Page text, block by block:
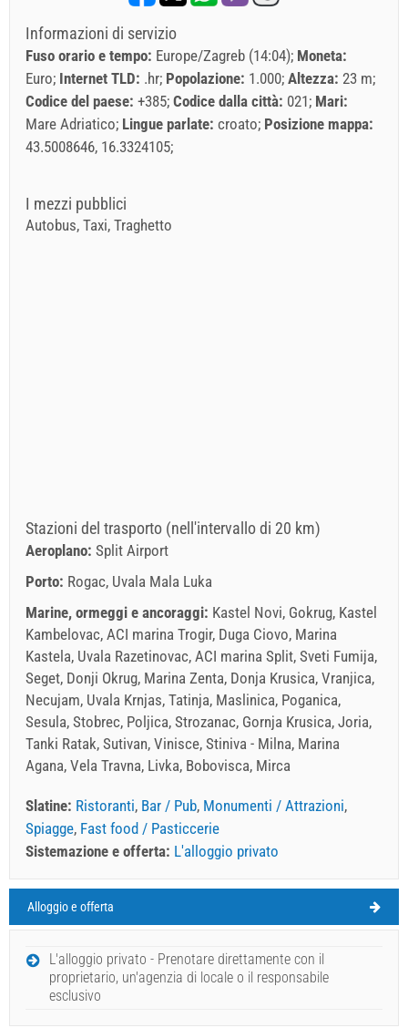
Informazioni di servizio
Fuso orario e tempo: Europe/Zagreb (14:04) Moneta:
Euro Internet TLD: .hr Popolazione: 1.000 Altezza: 23 m
Codice del paese: +385 Codice dalla città: 021 Mari:
Mare Adriatico Lingue parlate: croato Posizione mappa:
43.5008646, 16.3324105
I mezzi pubblici
Autobus, Taxi, Traghetto
Stazioni del trasporto (nell'intervallo di 20 km)
Aeroplano: Split Airport
Porto: Rogac, Uvala Mala Luka
Marine, ormeggi e ancoraggi: Kastel Novi, Gokrug, Kastel
Kambelovac, ACI marina Trogir, Duga Ciovo, Marina
Kastela, Uvala Razetinovac, ACI marina Split, Sveti Fumija,
Seget, Donji Okrug, Marina Zenta, Donja Krusica, Vranjica,
Necujam, Uvala Krnjas, Tatinja, Maslinica, Poganica,
Sesula, Stobrec, Poljica, Strozanac, Gornja Krusica, Joria,
Tanki Ratak, Sutivan, Vinisce, Stiniva - Milna, Marina
Agana, Vela Travna, Livka, Bobovisca, Mirca
Slatine: Ristoranti, Bar / Pub, Monumenti / Attrazioni,
Spiagge, Fast food / Pasticcerie
Sistemazione e offerta: L'alloggio privato
Slatine Tempo
VENERDÌ
Croazia
Mappa turistica
Alloggio e offerta
L'alloggio privato - Prenotare direttamente con il
proprietario, un'agenzia di locale o il responsabile
esclusivo